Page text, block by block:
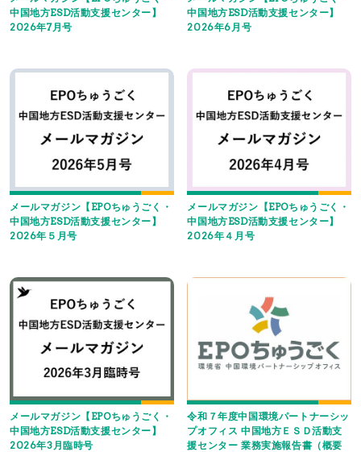
中国地方ESD活動支援センター】
2026年7月号
中国地方ESD活動支援センター】
2026年6月号
メールマガジン【EPOちゅうごく・
中国地方ESD活動支援センター】
2026年５月号
メールマガジン【EPOちゅうごく・
中国地方ESD活動支援センター】
2026年４月号
メールマガジン【EPOちゅうごく・
中国地方ESD活動支援センター】
2026年3月臨時号
令和７年度中国環境パートナーシッ
プオフィス 中国地方ＥＳＤ活動支
援センター 業務実施報告書（概要